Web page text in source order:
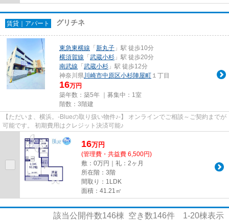
賃貸｜アパート グリチネ
東急東横線 「 新丸子 」駅 徒歩10分
横須賀線 「 武蔵小杉 」駅 徒歩20分
南武線 「 武蔵小杉 」駅 徒歩12分
神奈川県川崎市中原区小杉陣屋町 １丁目
16万円
築年数：築5年 ｜募集中： 1室
階数：3階建
【ただいま、横浜。-Blueの取り扱い物件♪-】 オンラインでご相談～ご契約までが
可能です。 初期費用はクレジット決済可能♪
16万円
(管理費・共益費 6,500円)
敷：0万円｜礼：2ヶ月
所在階：3階
間取り：1LDK
面積：41.21㎡
該当公開件数146棟 空き数146件 1-20棟表示